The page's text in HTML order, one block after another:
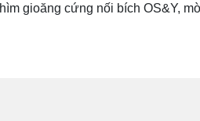
gioăng cứng nối bích OS&Y,